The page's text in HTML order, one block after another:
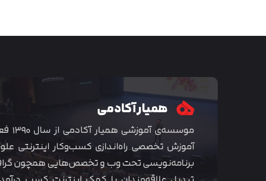
همیار آکادمی
آموزش تخصصی راه‌اندازی کسب‌و‌کار اینترنتی
برنامه‌نویسی تحت وب و تخصص‌هایی همچون